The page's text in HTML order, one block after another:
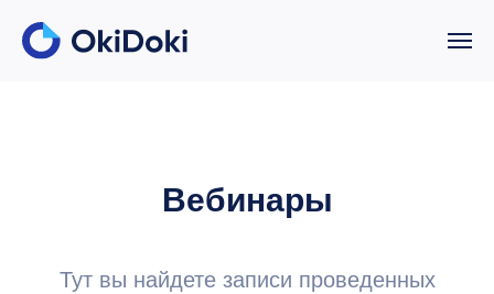
Вебинары
Тут вы найдете записи проведенных